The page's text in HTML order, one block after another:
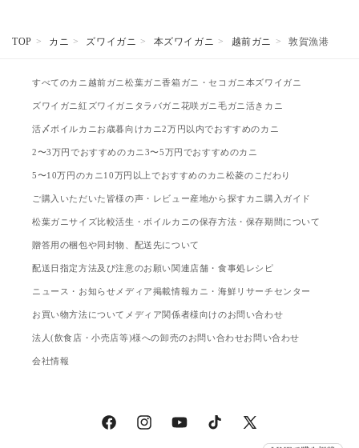
TOP カニ ズワイガニ 本ズワイガニ 越前ガニ 敦賀漁港
すべてのカニ 越前ガニ松葉ガニ香箱ガニ・セコガニ 本ズワイガニ
ズワイガニ 紅ズワイガニ タラバガニ 花咲ガニ毛ガニ 活きカニ
活〆ボイルカニ お歳暮向けカニ2万円以内でおすすめのカニ
2〜3万円でおすすめのカニ 3〜5万円でおすすめのカニ
5〜10万円のカニ 10万円以上でおすすめのカニ 松菱のこだわり
ご購入いただいた皆様の声・レビュー産地から探すカニ購入ガイド
松葉ガニサイズ比較活生・ボイルカニの保存方法・保存期間について
贈答用の梱包や同封物、配送先について
配送日指定方法及び注意のお願い関連店舗・食事処レシピ
ニュース・お知らせ メディア掲載情報カニ・海鮮リサーチセンター
お買い物方法について メディア関係者様向けのお問い合わせ
法人(飲食店・小売店等)様への卸売のお問い合わせお問い合わせ
会社情報
FacebookInstagramYouTubeTikTok
X